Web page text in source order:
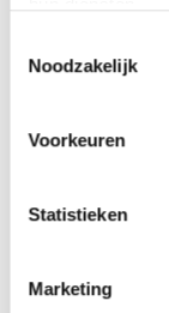
Noodzakelijk
Voorkeuren
Statistieken
Marketing
Een huis